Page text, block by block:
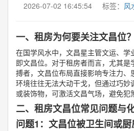
2026-07-02 16:45:54 标签： 风
一、租房为何要关注文昌位？
在国学风水中，文昌星主管文运、学
即文昌位。对于租房者而言，尤其
搏者，文昌位布局直接影响专注力、
环境往往无法大动干戈，但通过巧妙
或装饰物，可激活文昌气场，避免犯
二、租房文昌位常见问题与
问题1：文昌位被卫生间或